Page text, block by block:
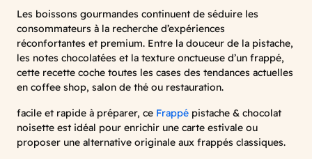
Les boissons gourmandes continuent de séduire les
consommateurs à la recherche d’expériences
réconfortantes et premium. Entre la douceur de la pistache,
les notes chocolatées et la texture onctueuse d’un frappé,
cette recette coche toutes les cases des tendances actuelles
en coffee shop, salon de thé ou restauration.
facile et rapide à préparer, ce Frappé pistache & chocolat
noisette est idéal pour enrichir une carte estivale ou
proposer une alternative originale aux frappés classiques.